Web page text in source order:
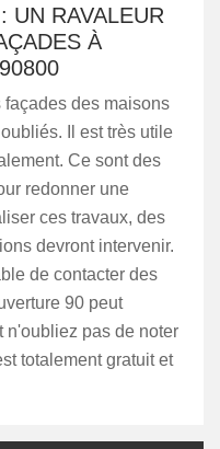
UN RAVALEUR
À
façades des maisons
Il est très utile
Ce sont des
redonner une
ces travaux, des
devront intervenir.
de contacter des
90 peut
n'oubliez pas de noter
totalement gratuit et